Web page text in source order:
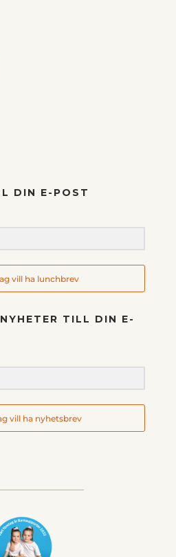
DIN E-POST
vill ha lunchbrev
TILL DIN E-
vill ha nyhetsbrev